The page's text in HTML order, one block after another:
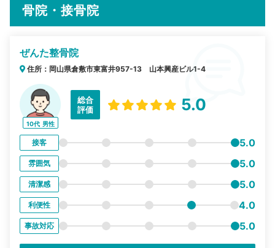
骨院・接骨院
ぜんた整骨院
住所：岡山県倉敷市東富井957-13 山本興産ビル1-4
10代 男性
総合
評価
5.0
接客 5.0
雰囲気 5.0
清潔感 5.0
利便性 4.0
事故対応 5.0